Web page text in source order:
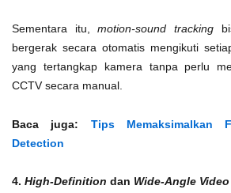
Sementara itu,motion-sound tracking
bergerak secara otomatis mengikuti
yang tertangkap kamera tanpa perlu
CCTV secara manual.
Baca juga: Tips Memaksimalkan
Detection
4. High-Definition dan Wide-Angle Video